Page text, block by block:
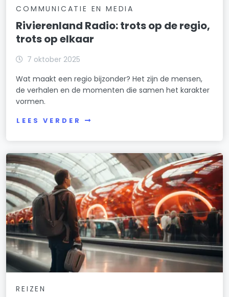
COMMUNICATIE EN MEDIA
Rivierenland Radio: trots op de regio,
trots op elkaar
7 oktober 2025
Wat maakt een regio bijzonder? Het zijn de mensen,
de verhalen en de momenten die samen het karakter
vormen.
LEES VERDER
REIZEN